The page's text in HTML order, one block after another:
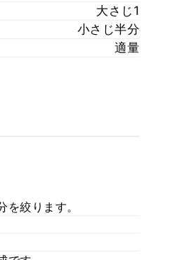
大さじ1
小さじ半分
適量
絞ります。